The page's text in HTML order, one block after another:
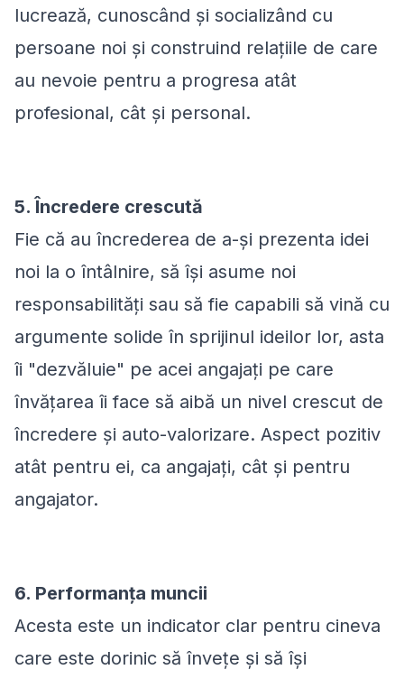
lucrează, cunoscând și socializând cu
persoane noi și construind relațiile de care
au nevoie pentru a progresa atât
profesional, cât și personal.
5. Încredere crescută
Fie că au încrederea de a-și prezenta idei
noi la o întâlnire, să își asume noi
responsabilități sau să fie capabili să vină cu
argumente solide în sprijinul ideilor lor, asta
îi "dezvăluie" pe acei angajați pe care
învățarea îi face să aibă un nivel crescut de
încredere și auto-valorizare. Aspect pozitiv
atât pentru ei, ca angajați, cât și pentru
angajator.
6. Performanța muncii
Acesta este un indicator clar pentru cineva
care este dorinic să învețe și să își